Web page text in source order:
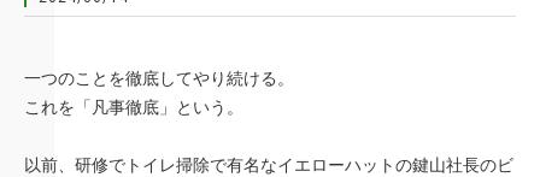
一つのことを徹底してやり続ける。
これを「凡事徹底」という。
以前、研修でトイレ掃除で有名なイエローハットの鍵山社長のビ